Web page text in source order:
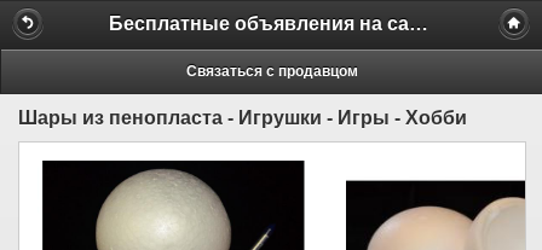
Бесплатные объявления на сайте MILAMO.ru
Связаться с продавцом
Шары из пенопласта - Игрушки - Игры - Хобби